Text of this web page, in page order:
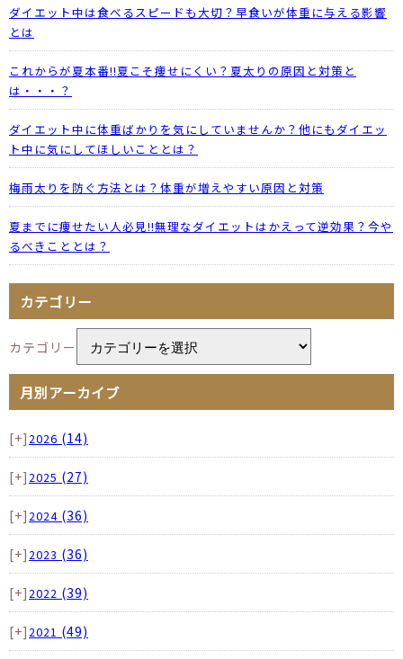
ダイエット中は食べるスピードも大切？早食いが体重に与える影響
とは
これからが夏本番!!夏こそ痩せにくい？夏太りの原因と対策と
は・・・？
ダイエット中に体重ばかりを気にしていませんか？他にもダイエッ
ト中に気にしてほしいこととは？
梅雨太りを防ぐ方法とは？体重が増えやすい原因と対策
夏までに痩せたい人必見!!無理なダイエットはかえって逆効果？今や
るべきこととは？
カテゴリー
カテゴリー
月別アーカイブ
[+] 2026 (14)
[+] 2025 (27)
[+] 2024 (36)
[+] 2023 (36)
[+] 2022 (39)
[+] 2021 (49)